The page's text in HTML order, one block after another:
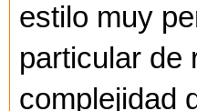
estilo muy
particular de
complejidad